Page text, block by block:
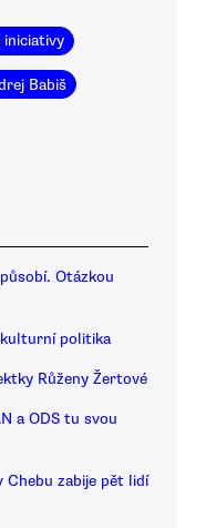
iniciativy
Babiš
Otázkou
politika
Růženy Žertové
a ODS tu svou
Chebu zabije pět lidí